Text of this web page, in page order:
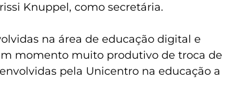
Knuppel, como secretária.
na área de educação digital e
momento muito produtivo de troca de
pela Unicentro na educação a